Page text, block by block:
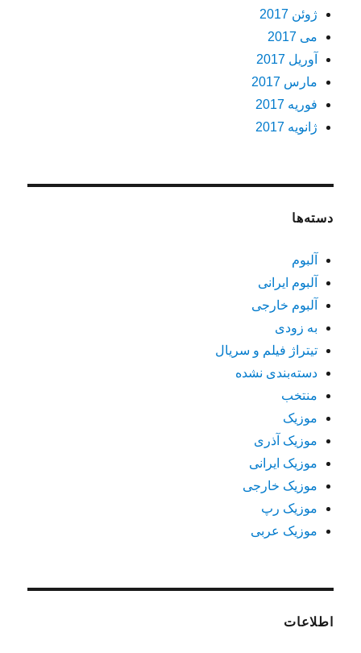
ژوئن 2017
می 2017
آوریل 2017
مارس 2017
فوریه 2017
ژانویه 2017
دسته‌ها
آلبوم
آلبوم ایرانی
آلبوم خارجی
به زودی
تیتراژ فیلم و سریال
دسته‌بندی نشده
منتخب
موزیک
موزیک آذری
موزیک ایرانی
موزیک خارجی
موزیک رپ
موزیک عربی
اطلاعات